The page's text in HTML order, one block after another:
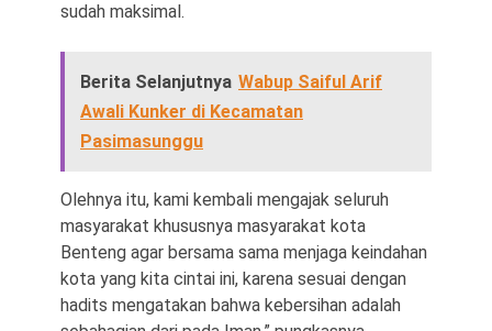
sudah maksimal.
Berita Selanjutnya Wabup Saiful Arif
Awali Kunker di Kecamatan
Pasimasunggu
Olehnya itu, kami kembali mengajak seluruh
masyarakat khususnya masyarakat kota
Benteng agar bersama sama menjaga keindahan
kota yang kita cintai ini, karena sesuai dengan
hadits mengatakan bahwa kebersihan adalah